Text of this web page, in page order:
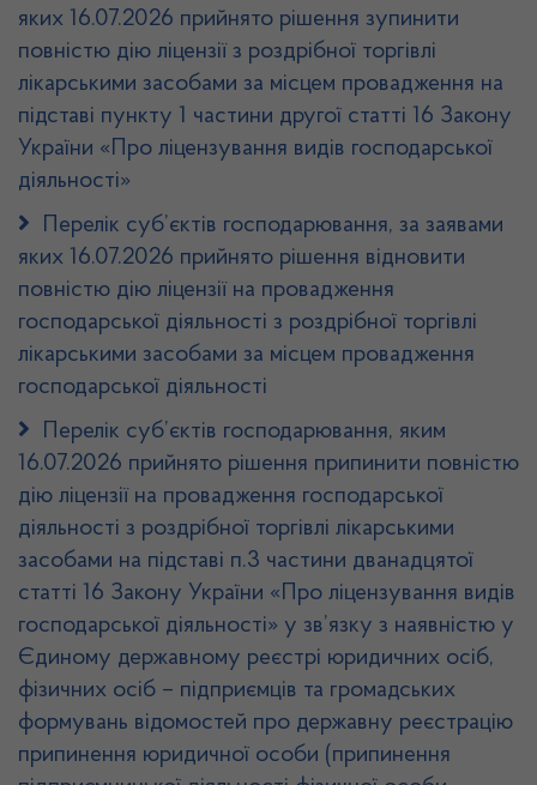
яких 16.07.2026 прийнято рішення зупинити
повністю дію ліцензії з роздрібної торгівлі
лікарськими засобами за місцем провадження на
підставі пункту 1 частини другої статті 16 Закону
України «Про ліцензування видів господарської
діяльності»
Перелік суб’єктів господарювання, за заявами
яких 16.07.2026 прийнято рішення відновити
повністю дію ліцензії на провадження
господарської діяльності з роздрібної торгівлі
лікарськими засобами за місцем провадження
господарської діяльності
Перелік суб’єктів господарювання, яким
16.07.2026 прийнято рішення припинити повністю
дію ліцензії на провадження господарської
діяльності з роздрібної торгівлі лікарськими
засобами на підставі п.3 частини дванадцятої
статті 16 Закону України «Про ліцензування видів
господарської діяльності» у зв’язку з наявністю у
Єдиному державному реєстрі юридичних осіб,
фізичних осіб – підприємців та громадських
формувань відомостей про державну реєстрацію
припинення юридичної особи (припинення